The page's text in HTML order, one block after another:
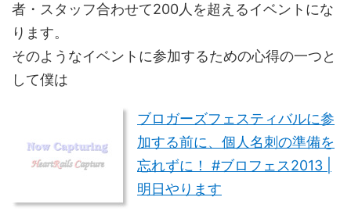
者・スタッフ合わせて200人を超えるイベントにな
ります。
そのようなイベントに参加するための心得の一つと
して僕は
ブロガーズフェスティバルに参
加する前に、個人名刺の準備を
忘れずに！ #ブロフェス2013 |
明日やります